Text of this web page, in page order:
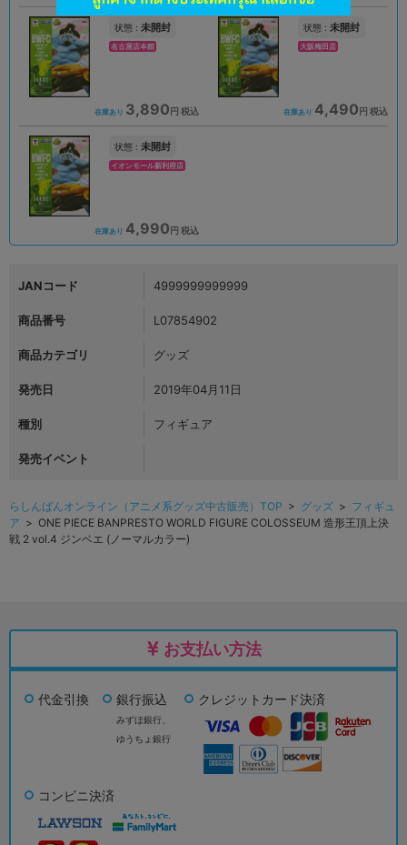
状態 : 未開封
名古屋店本館
在庫あり 3,890円 税込
状態 : 未開封
大阪梅田店
在庫あり 4,490円 税込
状態 : 未開封
イオンモール新利府店
在庫あり 4,990円 税込
JANコード 4999999999999
商品番号 L07854902
商品カテゴリ グッズ
発売日 2019年04月11日
種別 フィギュア
発売イベント
らしんばんオンライン（アニメ系グッズ中古販売）TOP > グッズ > フィギュ
ア > ONE PIECE BANPRESTO WORLD FIGURE COLOSSEUM 造形王頂上決
戦 2 vol.4 ジンベエ (ノーマルカラー)
お支払い方法
代金引換 銀行振込
みずほ銀行、
ゆうちょ銀行
クレジットカード決済
コンビニ決済